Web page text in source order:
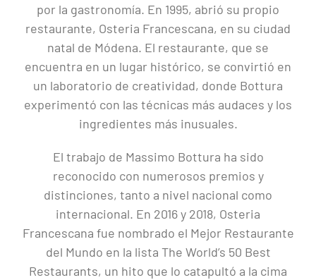
por la gastronomía. En 1995, abrió su propio
restaurante, Osteria Francescana, en su ciudad
natal de Módena. El restaurante, que se
encuentra en un lugar histórico, se convirtió en
un laboratorio de creatividad, donde Bottura
experimentó con las técnicas más audaces y los
ingredientes más inusuales.
El trabajo de Massimo Bottura ha sido
reconocido con numerosos premios y
distinciones, tanto a nivel nacional como
internacional. En 2016 y 2018, Osteria
Francescana fue nombrado el Mejor Restaurante
del Mundo en la lista The World’s 50 Best
Restaurants, un hito que lo catapultó a la cima